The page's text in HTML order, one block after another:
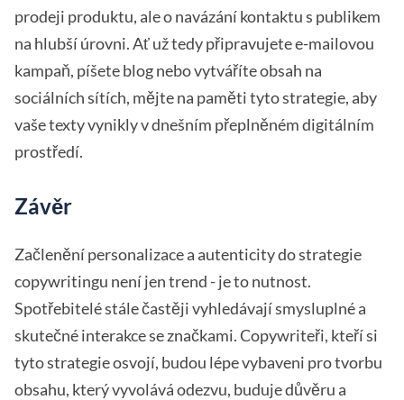
prodeji produktu, ale o navázání kontaktu s publikem
na hlubší úrovni. Ať už tedy připravujete e-mailovou
kampaň, píšete blog nebo vytváříte obsah na
sociálních sítích, mějte na paměti tyto strategie, aby
vaše texty vynikly v dnešním přeplněném digitálním
prostředí.
Závěr
Začlenění personalizace a autenticity do strategie
copywritingu není jen trend - je to nutnost.
Spotřebitelé stále častěji vyhledávají smysluplné a
skutečné interakce se značkami. Copywriteři, kteří si
tyto strategie osvojí, budou lépe vybaveni pro tvorbu
obsahu, který vyvolává odezvu, buduje důvěru a